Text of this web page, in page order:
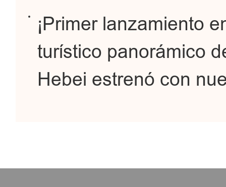
¡Primer lanzamiento
turístico panorámico
Hebei estrenó con